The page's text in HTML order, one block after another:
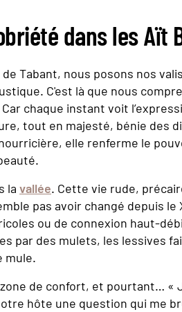
dans les Aït
Tabant, nous posons nos
C'est là que nous
chaque instant voit
tout en majesté, bénie des
elle renferme le
la vallée. Cette vie rude,
pas avoir changé depuis le
ou de connexion haut-
par des mulets, les lessives
mule.
de confort, et pourtant… «
hôte une question qui me